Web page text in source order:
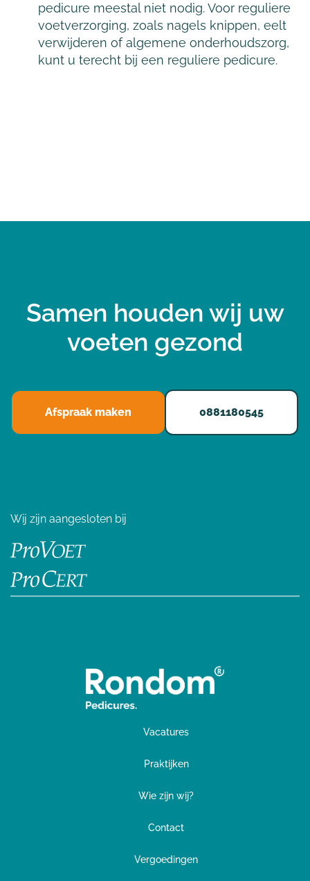
pedicure meestal niet nodig. Voor reguliere
voetverzorging, zoals nagels knippen, eelt
verwijderen of algemene onderhoudszorg,
kunt u terecht bij een reguliere pedicure.
Samen houden wij uw
voeten gezond
Afspraak maken 0881180545
Wij zijn aangesloten bij
Vacatures
Praktijken
Wie zijn wij?
Contact
Vergoedingen